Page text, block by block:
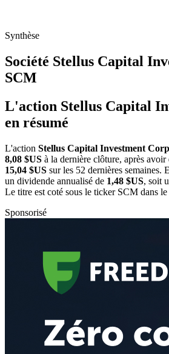
Synthèse
Société Stellus Capital
SCM
L'action Stellus Capital
en résumé
L'action Stellus Capital Investment
8,08 $US à la dernière clôture, après avoir
15,04 $US sur les 52 dernières semaines.
un dividende annualisé de 1,48 $US, soit
Le titre est coté sous le ticker SCM dans
Sponsorisé